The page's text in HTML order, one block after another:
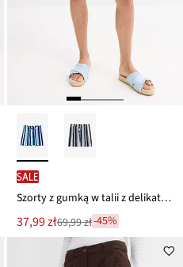
SALE
Szorty z gumką w talii z delikatnej wiskozy
Nowa
cena
37,99 zł
Przeceniono
69,99 zł-45%